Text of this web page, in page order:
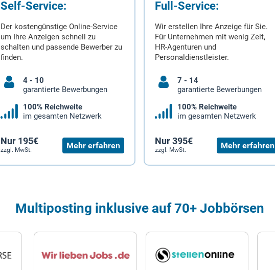
Self-Service:
Der kostengünstige Online-Service
um Ihre Anzeigen schnell zu
schalten und passende Bewerber zu
finden.
4 - 10
garantierte Bewerbungen
100% Reichweite
im gesamten Netzwerk
Nur 195€
zzgl. MwSt. Mehr erfahren
Full-Service:
Wir erstellen Ihre Anzeige für Sie.
Für Unternehmen mit wenig Zeit,
HR-Agenturen und
Personaldienstleister.
7 - 14
garantierte Bewerbungen
100% Reichweite
im gesamten Netzwerk
Nur 395€
zzgl. MwSt. Mehr erfahren
Multiposting inklusive auf 70+ Jobbörsen